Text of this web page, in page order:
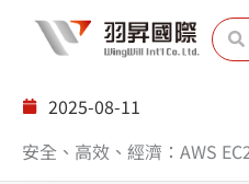
2025-08-11
安全、高效、經濟：AWS